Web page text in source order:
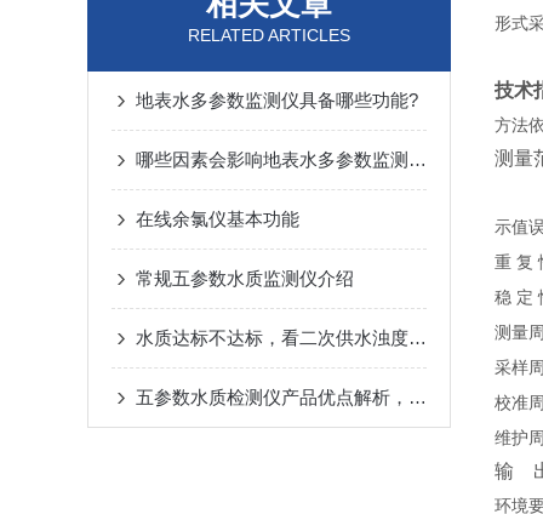
RELATED ARTICLES
地表水多参数监测仪具备哪些功能?
哪些因素会影响地表水多参数监测仪的准确性？
在线余氯仪基本功能
常规五参数水质监测仪介绍
水质达标不达标，看二次供水浊度仪怎么说
五参数水质检测仪产品优点解析，精准、高效与多场景适配
形式
技术
方法
测量
示值
重 复
稳 定
测量
采样
校准
维护
输
环境